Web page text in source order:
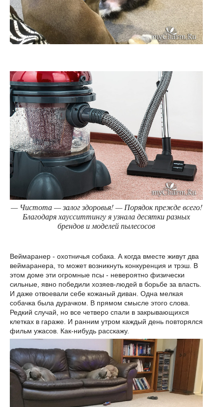
— Чистота — залог здоровья! — Порядок прежде всего!
Благодаря хаусситтингу я узнала десятки разных
брендов и моделей пылесосов
Веймаранер - охотничья собака. А когда вместе живут два
веймаранера, то может возникнуть конкуренция и трэш. В
этом доме эти огромные псы - невероятно физически
сильные, явно победили хозяев-людей в борьбе за власть.
И даже отвоевали себе кожаный диван. Одна мелкая
собачка была дурачком. В прямом смысле этого слова.
Редкий случай, но все четверо спали в закрывающихся
клетках в гараже. И ранним утром каждый день повторялся
фильм ужасов. Как-нибудь расскажу.